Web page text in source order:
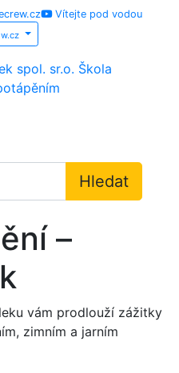
Vítejte pod vodou
Hledat
–
vám prodlouží zážitky
zimním a jarním